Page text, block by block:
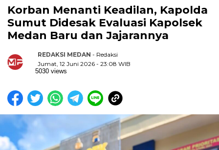
Korban Menanti Keadilan, Kapolda
Sumut Didesak Evaluasi Kapolsek
Medan Baru dan Jajarannya
REDAKSI MEDAN - Redaksi
Jumat, 12 Juni 2026 - 23:08 WIB
5030 views